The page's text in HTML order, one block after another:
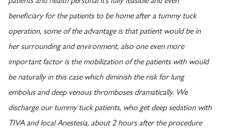
beneficiary for the patients to be home after a tummy tuck
operation, some of the advantage is that patient would be in
her surrounding and environment, also one even more
important factor is the mobilization of the patients with would
be naturally in this case which diminish the risk for lung
embolus and deep venous thromboses dramatically. We
discharge our tummy tuck patients, who get deep sedation with
TIVA and local Anestesia, about 2 hours after the procedure